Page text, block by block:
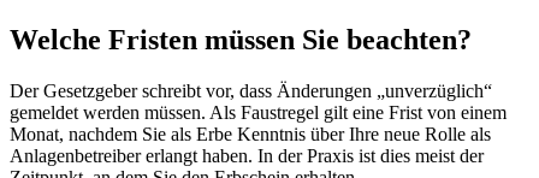
Welche Fristen müssen Sie beachten?
Der Gesetzgeber schreibt vor, dass Änderungen „unverzüglich“
gemeldet werden müssen. Als Faustregel gilt eine Frist von einem
Monat, nachdem Sie als Erbe Kenntnis über Ihre neue Rolle als
Anlagenbetreiber erlangt haben. In der Praxis ist dies meist der